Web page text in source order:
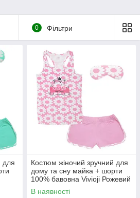
0 Фільтри
для
Костюм жіночий зручний для
дому та сну майка + шорти
100% бавовна Vivioji Рожевий
розмір S (11936)
В наявності